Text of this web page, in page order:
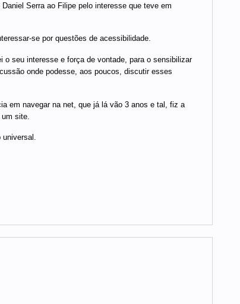
Serra ao Filipe pelo interesse que teve em
se por questões de acessibilidade.
seu interesse e força de vontade, para o sensibilizar
onde podesse, aos poucos, discutir esses
em navegar na net, que já lá vão 3 anos e tal, fiz a
site.
universal.